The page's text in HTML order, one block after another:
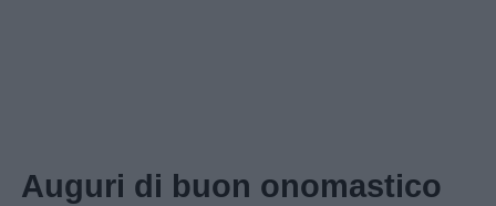
Auguri di buon onomastico